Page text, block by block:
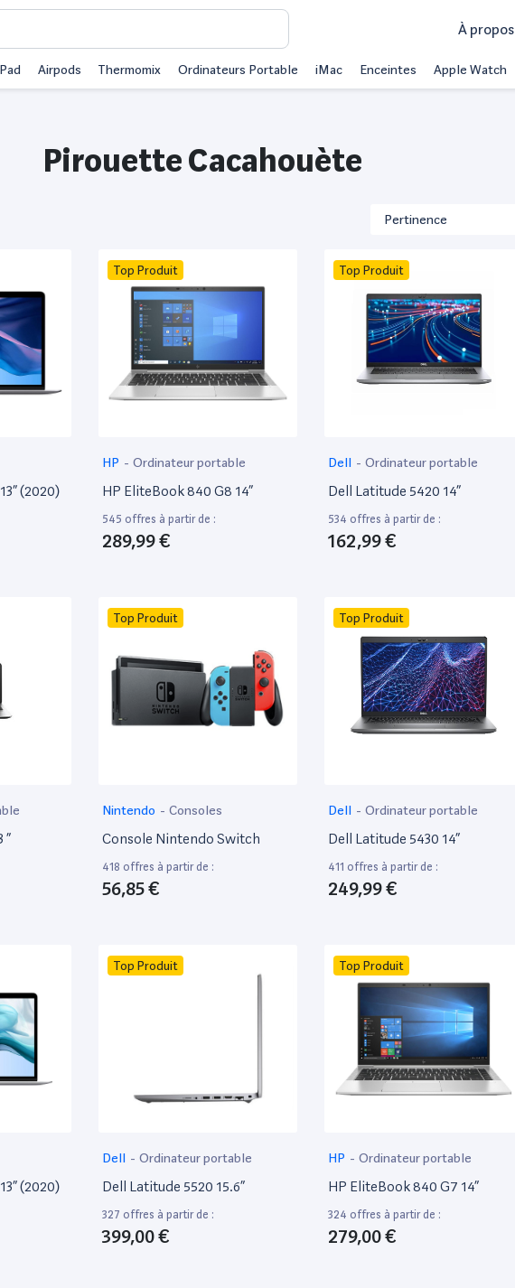
À propos
Airpods Thermomix Ordinateurs Portable iMac Enceintes Apple Watch
Pirouette Cacahouète
(2020)
Top Produit
HP - Ordinateur portable
HP EliteBook 840 G8 14”
545 offres à partir de :
289,99 €
Top Produit
Dell - Ordinateur portable
Dell Latitude 5420 14”
534 offres à partir de :
162,99 €
”
Top Produit
Nintendo - Consoles
Console Nintendo Switch
418 offres à partir de :
56,85 €
Top Produit
Dell - Ordinateur portable
Dell Latitude 5430 14”
411 offres à partir de :
249,99 €
(2020)
Top Produit
Dell - Ordinateur portable
Dell Latitude 5520 15.6”
327 offres à partir de :
399,00 €
Top Produit
HP - Ordinateur portable
HP EliteBook 840 G7 14”
324 offres à partir de :
279,00 €